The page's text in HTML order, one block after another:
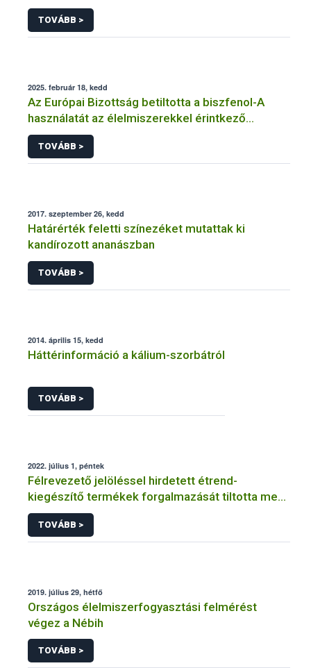
hatóanyagot
TOVÁBB >
2025. február 18, kedd
Az Európai Bizottság betiltotta a biszfenol-A
használatát az élelmiszerekkel érintkező
anyagokban
TOVÁBB >
2017. szeptember 26, kedd
Határérték feletti színezéket mutattak ki
kandírozott ananászban
TOVÁBB >
2014. április 15, kedd
Háttérinformáció a kálium-szorbátról
TOVÁBB >
2022. július 1, péntek
Félrevezető jelöléssel hirdetett étrend-
kiegészítő termékek forgalmazását tiltotta meg
a Nébih
TOVÁBB >
2019. július 29, hétfő
Országos élelmiszerfogyasztási felmérést
végez a Nébih
TOVÁBB >